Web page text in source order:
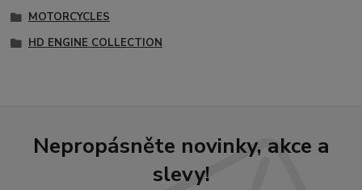
MOTORCYCLES
HD ENGINE COLLECTION
Nepropásněte novinky, akce a
slevy!